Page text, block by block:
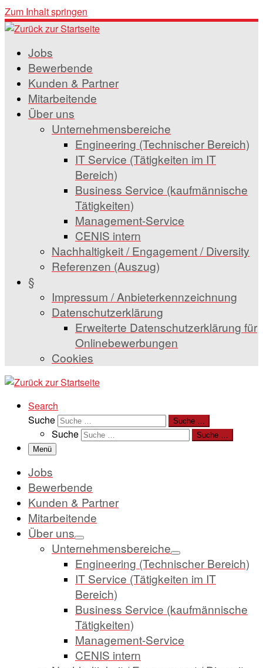
Zum Inhalt springen
Jobs
Bewerbende
Kunden & Partner
Mitarbeitende
Über uns
Unternehmensbereiche
Engineering (Technischer Bereich)
IT Service (Tätigkeiten im IT
Bereich)
Business Service (kaufmännische
Tätigkeiten)
Management-Service
CENIS intern
Nachhaltigkeit / Engagement / Diversity
Referenzen (Auszug)
§
Impressum / Anbieterkennzeichnung
Datenschutzerklärung
Erweiterte Datenschutzerklärung für
Onlinebewerbungen
Cookies
Search
Suche
Suche …
Suche
Suche …
Menü
Jobs
Bewerbende
Kunden & Partner
Mitarbeitende
Über uns
Unternehmensbereiche
Engineering (Technischer Bereich)
IT Service (Tätigkeiten im IT
Bereich)
Business Service (kaufmännische
Tätigkeiten)
Management-Service
CENIS intern